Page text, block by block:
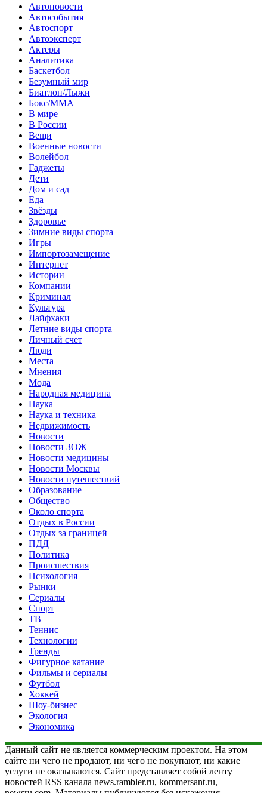
Автоновости
Автособытия
Автоспорт
Автоэксперт
Актеры
Аналитика
Баскетбол
Безумный мир
Биатлон/Лыжи
Бокс/MMA
В мире
В России
Вещи
Военные новости
Волейбол
Гаджеты
Дети
Дом и сад
Еда
Звёзды
Здоровье
Зимние виды спорта
Игры
Импортозамещение
Интернет
Истории
Компании
Криминал
Культура
Лайфхаки
Летние виды спорта
Личный счет
Люди
Места
Мнения
Мода
Народная медицина
Наука
Наука и техника
Недвижимость
Новости
Новости ЗОЖ
Новости медицины
Новости Москвы
Новости путешествий
Образование
Общество
Около спорта
Отдых в России
Отдых за границей
ПДД
Политика
Происшествия
Психология
Рынки
Сериалы
Спорт
ТВ
Теннис
Технологии
Тренды
Фигурное катание
Фильмы и сериалы
Футбол
Хоккей
Шоу-бизнес
Экология
Экономика
Данный сайт не является коммерческим проектом. На этом
сайте ни чего не продают, ни чего не покупают, ни какие
услуги не оказываются. Сайт представляет собой ленту
новостей RSS канала news.rambler.ru, kommersant.ru,